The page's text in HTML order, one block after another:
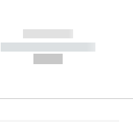
------------
----------- -----------